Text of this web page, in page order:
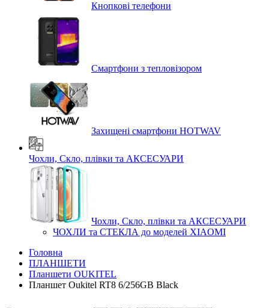
Кнопкові телефони
Смартфони з тепловізором
Захищені смартфони HOTWAV
Чохли, Скло, плівки та АКСЕСУАРИ
Чохли, Скло, плівки та АКСЕСУАРИ
ЧОХЛИ та СТЕКЛА до моделей XIAOMI
Головна
ПЛАНШЕТИ
Планшети OUKITEL
Планшет Oukitel RT8 6/256GB Black